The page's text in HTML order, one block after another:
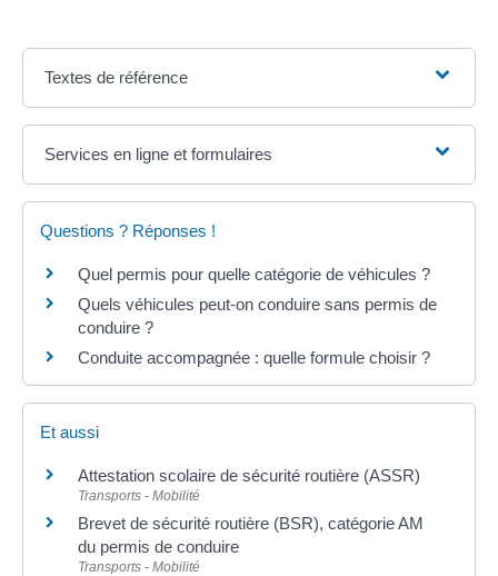
Textes de référence
Services en ligne et formulaires
Questions ? Réponses !
Quel permis pour quelle catégorie de véhicules ?
Quels véhicules peut-on conduire sans permis de
conduire ?
Conduite accompagnée : quelle formule choisir ?
Et aussi
Attestation scolaire de sécurité routière (ASSR)
Transports - Mobilité
Brevet de sécurité routière (BSR), catégorie AM
du permis de conduire
Transports - Mobilité